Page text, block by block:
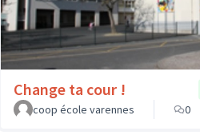
Change ta cour !
coop école varennes
0